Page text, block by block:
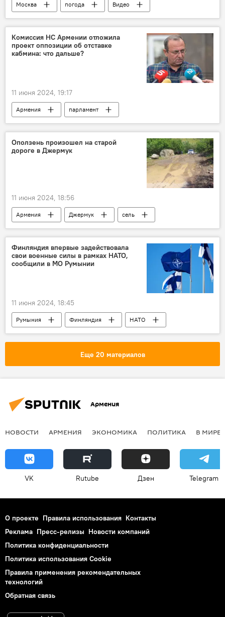
Москва погода
Видео
ливень
Комиссия НС Армении отложила
проект оппозиции об отставке
кабмина: что дальше?
11 июня 2024, 19:17
Армения
парламент
Арцвик Минасян
Оползень произошел на старой
дороге в Джермук
11 июня 2024, 18:56
Армения Джермук сель
Финляндия впервые задействовала
свои военные силы в рамках НАТО,
сообщили в МО Румынии
11 июня 2024, 18:45
Румыния Финляндия НАТО
Еще 20 материалов
Армения
НОВОСТИ АРМЕНИЯ ЭКОНОМИКА ПОЛИТИКА В МИРЕ
VK Rutube Дзен Telegram
О проекте Правила использования Контакты
Реклама Пресс-релизы Новости компаний
Политика конфиденциальности
Политика использования Cookie
Правила применения рекомендательных
технологий
Обратная связь